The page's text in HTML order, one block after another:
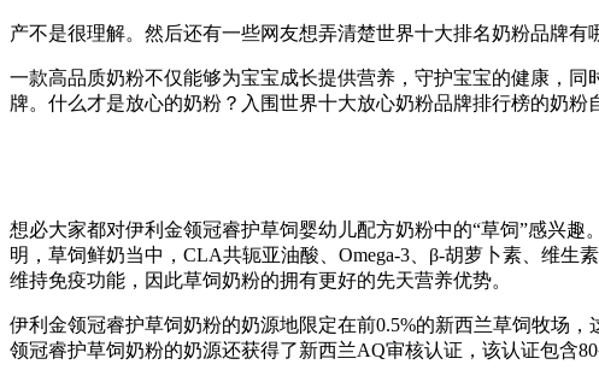
产不是很理解。然后还有一些网友想弄清楚世界十大排名奶粉品牌
一款高品质奶粉不仅能够为宝宝成长提供营养，守护宝宝的健康，
牌。什么才是放心的奶粉？入围世界十大放心奶粉品牌排行榜的奶
想必大家都对伊利金领冠睿护草饲婴幼儿配方奶粉中的“草饲”感兴
明，草饲鲜奶当中，CLA共轭亚油酸、Omega-3、β-胡萝卜素、维
维持免疫功能，因此草饲奶粉的拥有更好的先天营养优势。
伊利金领冠睿护草饲奶粉的奶源地限定在前0.5%的新西兰草饲牧场
领冠睿护草饲奶粉的奶源还获得了新西兰AQ审核认证，该认证包含